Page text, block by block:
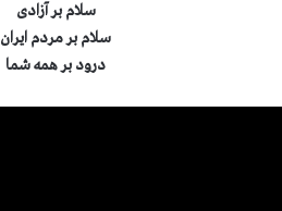
سلام بر آزادی
سلام بر مردم ایران
درود بر همه شما